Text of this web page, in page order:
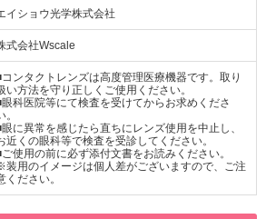
イショウ光学株式会社
式会社Wscale
ンタクトレンズは高度管理医療機器です。取り
い方法を守り正しくご使用ください。
科医院等にて検査を受けてからお求めくださ
。
に異常を感じたら直ちにレンズ使用を中止し、
近くの眼科等で検査を受診してください。
使用の前に必ず添付文書をお読みください。
装用のイメージは個人差がございますので、ご注
ください。